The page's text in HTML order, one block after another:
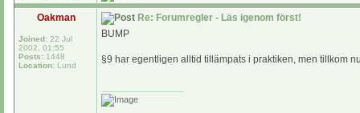
Oakman
Joined: 22 Jul
2002, 01:55
Posts: 1448
Location: Lund
Re: Forumregler - Läs igenom först!
BUMP
§9 har egentligen alltid tillämpats i praktiken, men tillkom